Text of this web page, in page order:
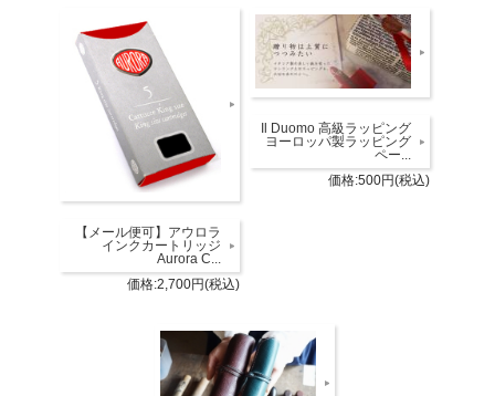
【メール便可】アウロラ
インクカートリッジ
Aurora C...
価格:2,700円(税込)
Il Duomo 高級ラッピング
ヨーロッパ製ラッピング
ペー...
価格:500円(税込)